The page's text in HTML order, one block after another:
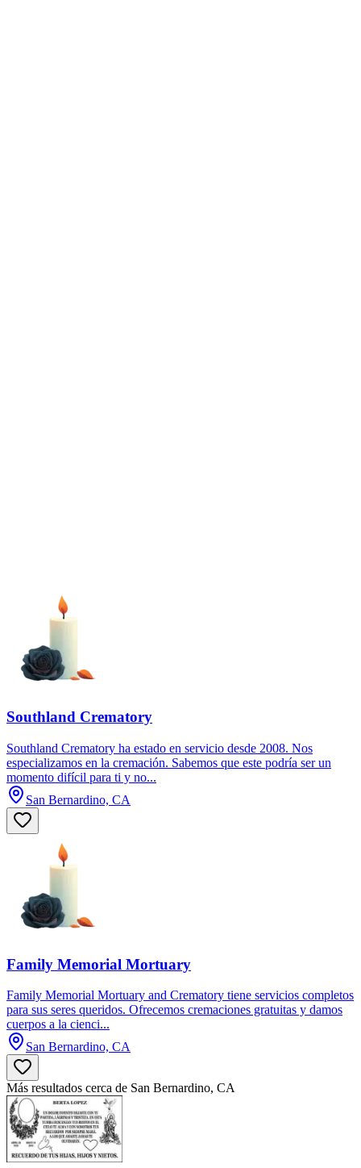
Southland Crematory
Southland Crematory ha estado en servicio desde 2008. Nos
especializamos en la cremación. Sabemos que este podría ser un
momento difícil para ti y no...
San Bernardino, CA
Family Memorial Mortuary
Family Memorial Mortuary and Crematory tiene servicios completos
para sus seres queridos. Ofrecemos cremaciones gratuitas y damos
cuerpos a la cienci...
San Bernardino, CA
Más resultados cerca de San Bernardino, CA